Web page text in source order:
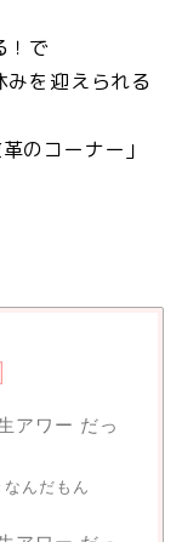
！で
みを迎えられる
のコーナー」
アワー だっ
んだもん